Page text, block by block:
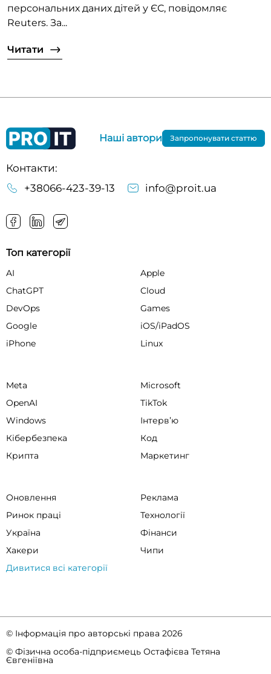
персональних даних дітей у ЄС, повідомляє
Reuters. За...
Читати
Контакти:
+38066-423-39-13
info@proit.ua
Наші автори Запропонувати статтю
Топ категорії
AI
Apple
ChatGPT
Cloud
DevOps
Games
Google
iOS/iPadOS
iPhone
Linux
Meta
Microsoft
OpenAI
TikTok
Windows
Інтервʼю
Кібербезпека
Код
Крипта
Маркетинг
Оновлення
Реклама
Ринок праці
Технології
Україна
Фінанси
Хакери
Чипи
Дивитися всі категорії
© Інформація про авторські права 2026
© Фізична особа-підприємець Остафієва Тетяна
Євгеніївна